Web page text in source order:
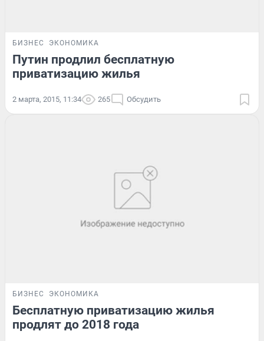
БИЗНЕС ЭКОНОМИКА
Путин продлил бесплатную
приватизацию жилья
2 марта, 2015, 11:34 265 Обсудить
БИЗНЕС ЭКОНОМИКА
Бесплатную приватизацию жилья
продлят до 2018 года